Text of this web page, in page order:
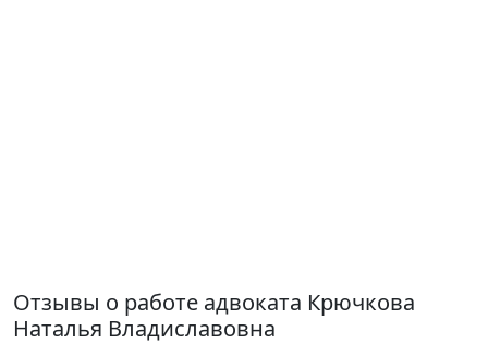
Отзывы о работе адвоката Крючкова
Наталья Владиславовна